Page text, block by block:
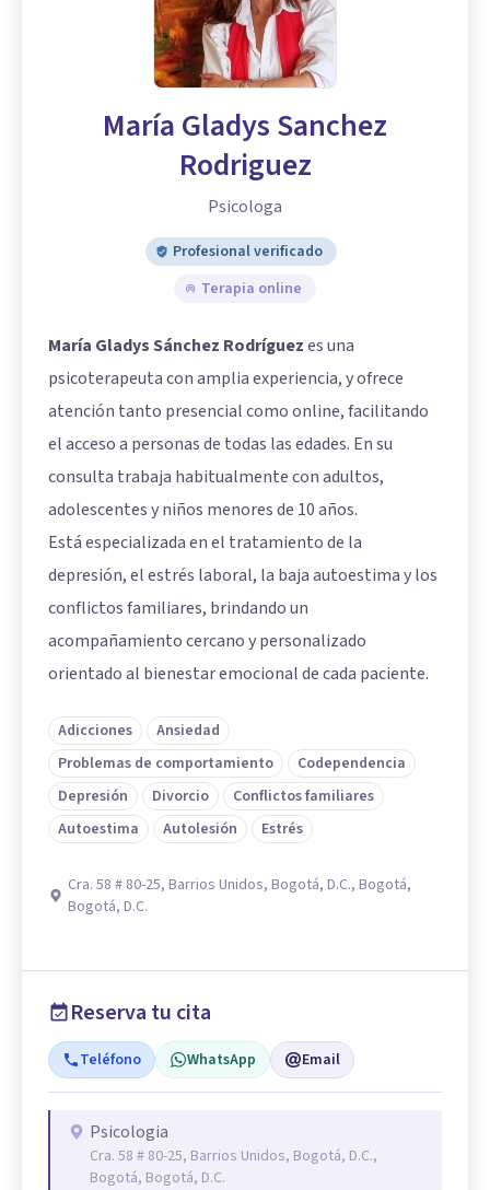
María Gladys Sanchez
Rodriguez
Psicologa
Profesional verificado
Terapia online
María Gladys Sánchez Rodríguezes una
psicoterapeuta con amplia experiencia, y ofrece
atención tanto presencial como online, facilitando
el acceso a personas de todas las edades. En su
consulta trabaja habitualmente con adultos,
adolescentes y niños menores de 10 años.
Está especializada en el tratamiento de la
depresión, el estrés laboral, la baja autoestima y los
conflictos familiares, brindando un
acompañamiento cercano y personalizado
orientado al bienestar emocional de cada paciente.
Adicciones
Ansiedad
Problemas de comportamiento
Codependencia
Depresión
Divorcio
Conflictos familiares
Autoestima
Autolesión Estrés
Cra. 58 # 80-25, Barrios Unidos, Bogotá, D.C., Bogotá,
Bogotá, D.C.
Reserva tu cita
Teléfono WhatsApp Email
Psicologia
Cra. 58 # 80-25, Barrios Unidos, Bogotá, D.C.,
Bogotá, Bogotá, D.C.